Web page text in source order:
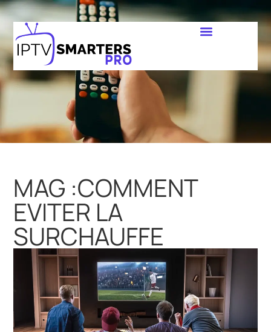
MAG :COMMENT
EVITER LA
SURCHAUFFE